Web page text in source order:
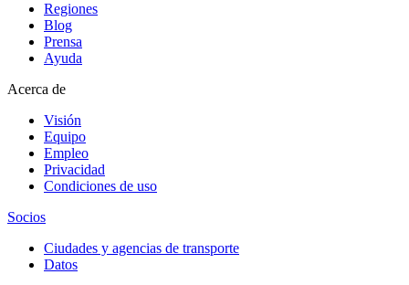
Regiones
Blog
Prensa
Ayuda
Acerca de
Visión
Equipo
Empleo
Privacidad
Condiciones de uso
Socios
Ciudades y agencias de transporte
Datos